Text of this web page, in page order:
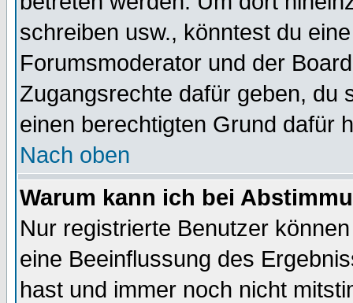
schreiben usw., könntest du
Forumsmoderator und der
Zugangsrechte dafür geben, du
einen berechtigten Grund dafür
Nach oben
Warum kann ich bei
Nur registrierte Benutzer
eine Beeinflussung des
hast und immer noch nicht